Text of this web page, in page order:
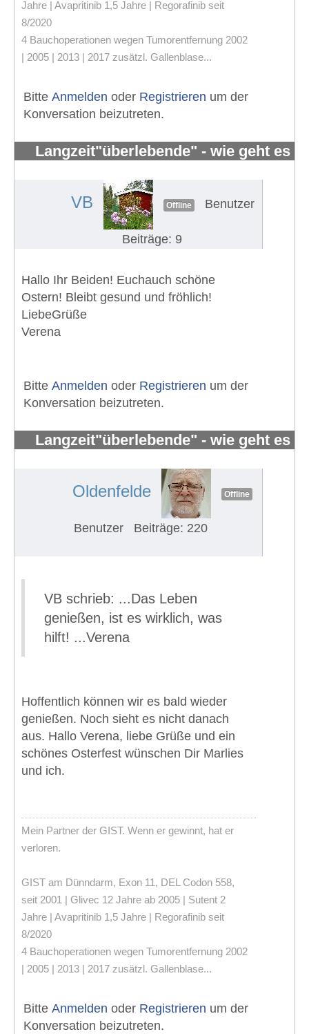
Jahre | Avapritinib 1,5 Jahre | Regorafinib seit
8/2020
4 Bauchoperationen wegen Tumorentfernung 2002
| 2005 | 2013 | 2017 zusätzl. Gallenblase...
Bitte Anmelden oder Registrieren um der
Konversation beizutreten.
Langzeit"überlebende" - wie geht es
VB Offline Benutzer
Beiträge: 9
Hallo Ihr Beiden! Euchauch schöne
Ostern! Bleibt gesund und fröhlich!
LiebeGrüße
Verena
Bitte Anmelden oder Registrieren um der
Konversation beizutreten.
Langzeit"überlebende" - wie geht es
Oldenfelde Offline
Benutzer Beiträge: 220
VB schrieb: ...Das Leben
genießen, ist es wirklich, was
hilft! ...Verena
Hoffentlich können wir es bald wieder
genießen. Noch sieht es nicht danach
aus. Hallo Verena, liebe Grüße und ein
schönes Osterfest wünschen Dir Marlies
und ich.
Mein Partner der GIST. Wenn er gewinnt, hat er
verloren.
GIST am Dünndarm, Exon 11, DEL Codon 558,
seit 2001 | Glivec 12 Jahre ab 2005 | Sutent 2
Jahre | Avapritinib 1,5 Jahre | Regorafinib seit
8/2020
4 Bauchoperationen wegen Tumorentfernung 2002
| 2005 | 2013 | 2017 zusätzl. Gallenblase...
Bitte Anmelden oder Registrieren um der
Konversation beizutreten.